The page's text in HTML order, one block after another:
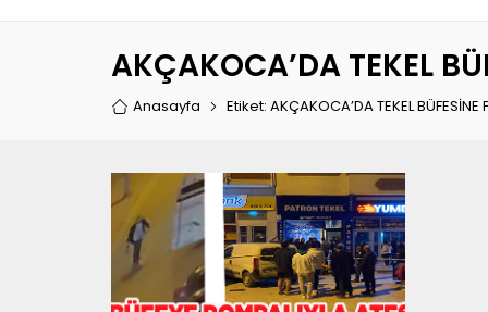
AKÇAKOCA’DA TEKEL
Anasayfa Etiket: AKÇAKOCA’DA TEKEL BÜFESİNE